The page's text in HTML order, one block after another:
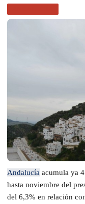
Andalucía acumula ya
hasta noviembre del
del 6,3% en relación